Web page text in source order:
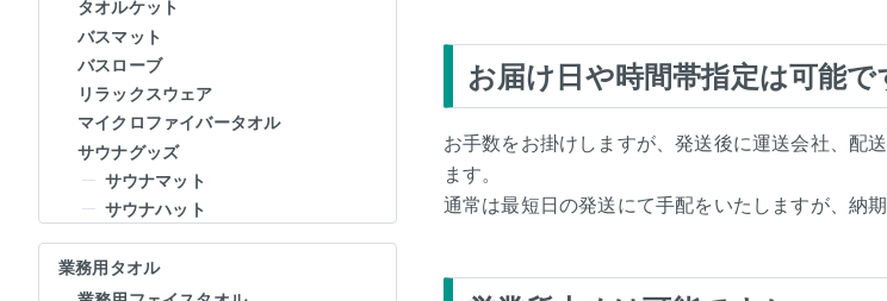
タオルケット
バスマット
バスローブ
リラックスウェア
マイクロファイバータオル
サウナグッズ
サウナマット
サウナハット
業務用タオル
お届け日や時間帯指定は可能で
お手数をお掛けしますが、発送後に運送会社、配
ます。
通常は最短日の発送にて手配をいたしますが、納